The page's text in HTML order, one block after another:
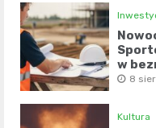
w
8
Kultura